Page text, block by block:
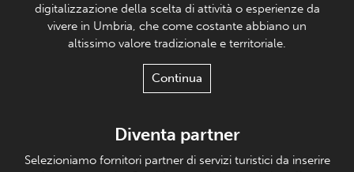
digitalizzazione della scelta di attività o esperienze da
vivere in Umbria, che come costante abbiano un
altissimo valore tradizionale e territoriale.
Continua
Diventa partner
Selezioniamo fornitori partner di servizi turistici da inserire